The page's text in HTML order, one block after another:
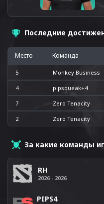
Последние
Место Команда
5 Monkey Business
4 pipsqueak+4
7 Zero Tenacity
2 Zero Tenacity
За какие команды
RH
2026 - 2026
PIPS4